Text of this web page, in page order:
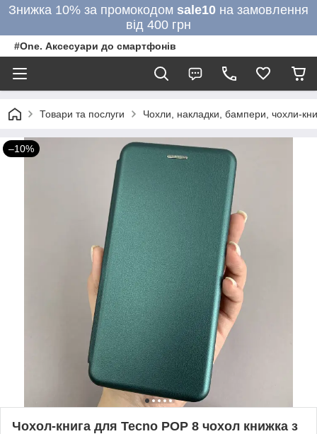
Знижка 10% за промокодом sale10 на замовлення
від 400 грн
#One. Аксесуари до смартфонів
Товари та послуги Чохли, накладки, бампери, чохли-
–10%
Чохол-книга для Tecno POP 8 чохол книжка з